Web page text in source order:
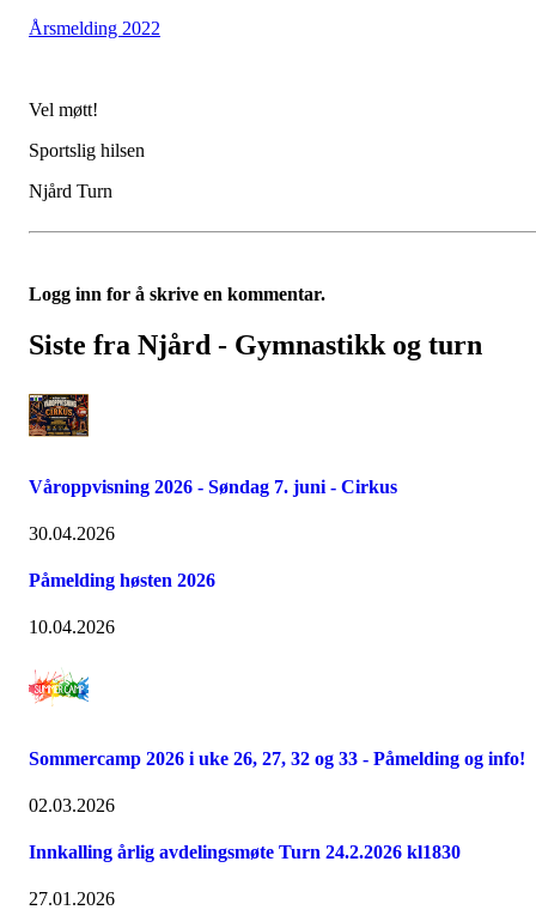
Årsmelding 2022
Vel møtt!
Sportslig hilsen
Njård Turn
Logg inn for å skrive en kommentar.
Siste fra Njård - Gymnastikk og turn
Våroppvisning 2026 - Søndag 7. juni - Cirkus
30.04.2026
Påmelding høsten 2026
10.04.2026
Sommercamp 2026 i uke 26, 27, 32 og 33 - Påmelding og info!
02.03.2026
Innkalling årlig avdelingsmøte Turn 24.2.2026 kl1830
27.01.2026